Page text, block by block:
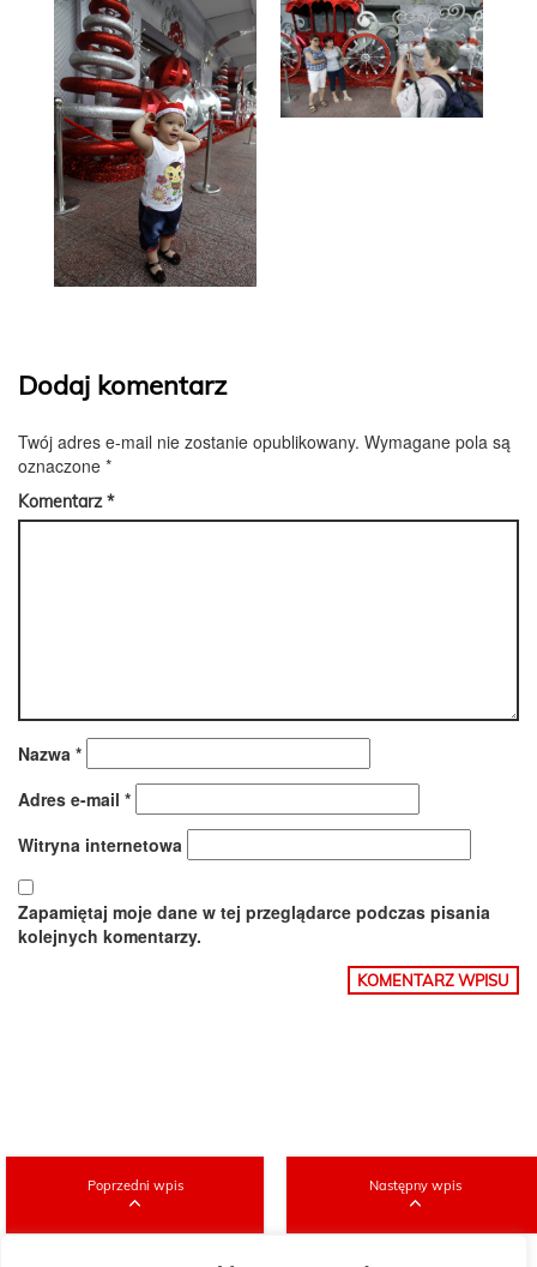
Dodaj komentarz
Twój adres e-mail nie zostanie opublikowany. Wymagane pola są
oznaczone *
Komentarz*
Nazwa *
Adres e-mail *
Witryna internetowa
Zapamiętaj moje dane w tej przeglądarce podczas pisania
kolejnych komentarzy.
Poprzedni wpis Następny wpis